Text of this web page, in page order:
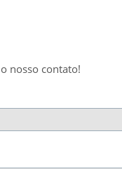
nosso contato!